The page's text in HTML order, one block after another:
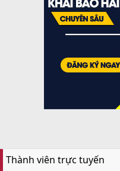
Thành viên trực tuyến